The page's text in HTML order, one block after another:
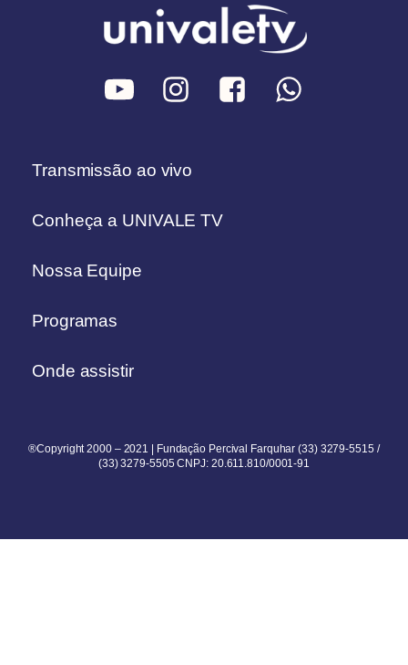
Transmissão ao vivo
Conheça a UNIVALE TV
Nossa Equipe
Programas
Onde assistir
®Copyright 2000 – 2021 | Fundação Percival Farquhar (33) 3279-5515 /
(33) 3279-5505 CNPJ: 20.611.810/0001-91